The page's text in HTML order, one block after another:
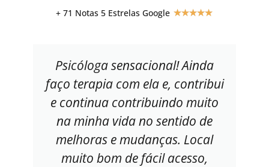
+ 71 Notas 5 Estrelas Google ★★★★★
Psicóloga sensacional! Ainda
faço terapia com ela e, contribui
e continua contribuindo muito
na minha vida no sentido de
melhoras e mudanças. Local
muito bom de fácil acesso,